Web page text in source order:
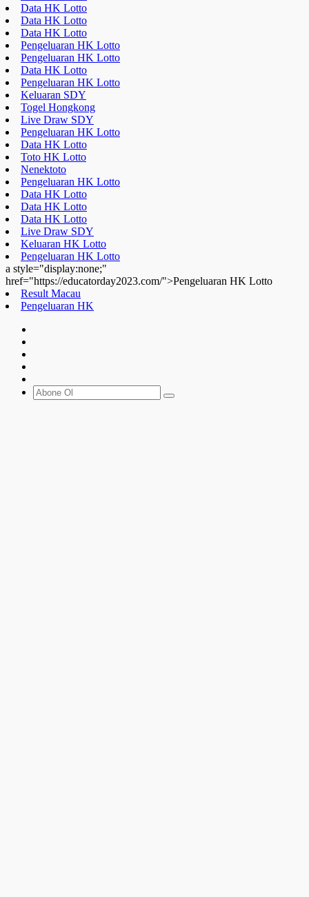
Data HK Lotto
Data HK Lotto
Data HK Lotto
Pengeluaran HK Lotto
Pengeluaran HK Lotto
Data HK Lotto
Pengeluaran HK Lotto
Keluaran SDY
Togel Hongkong
Live Draw SDY
Pengeluaran HK Lotto
Data HK Lotto
Toto HK Lotto
Nenektoto
Pengeluaran HK Lotto
Data HK Lotto
Data HK Lotto
Data HK Lotto
Live Draw SDY
Keluaran HK Lotto
Pengeluaran HK Lotto
a style="display:none;"
href="https://educatorday2023.com/">Pengeluaran HK Lotto
Result Macau
Pengeluaran HK